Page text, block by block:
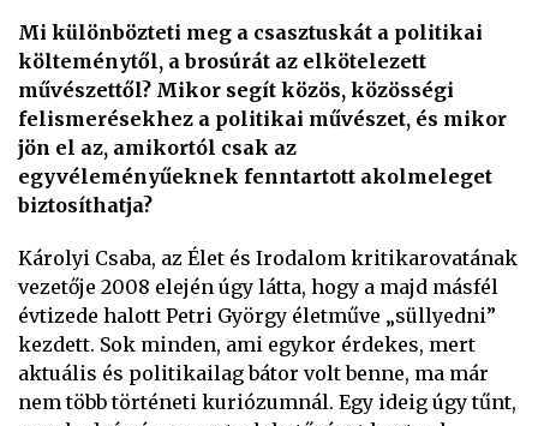
Mi különbözteti meg a csasztuskát a politikai
költeménytől, a brosúrát az elkötelezett
művészettől? Mikor segít közös, közösségi
felismerésekhez a politikai művészet, és mikor
jön el az, amikortól csak az
egyvéleményűeknek fenntartott akolmeleget
biztosíthatja?
Károlyi Csaba, az Élet és Irodalom kritikarovatának
vezetője 2008 elején úgy látta, hogy a majd másfél
évtizede halott Petri György életműve „süllyedni”
kezdett. Sok minden, ami egykor érdekes, mert
aktuális és politikailag bátor volt benne, ma már
nem több történeti kuriózumnál. Egy ideig úgy tűnt,